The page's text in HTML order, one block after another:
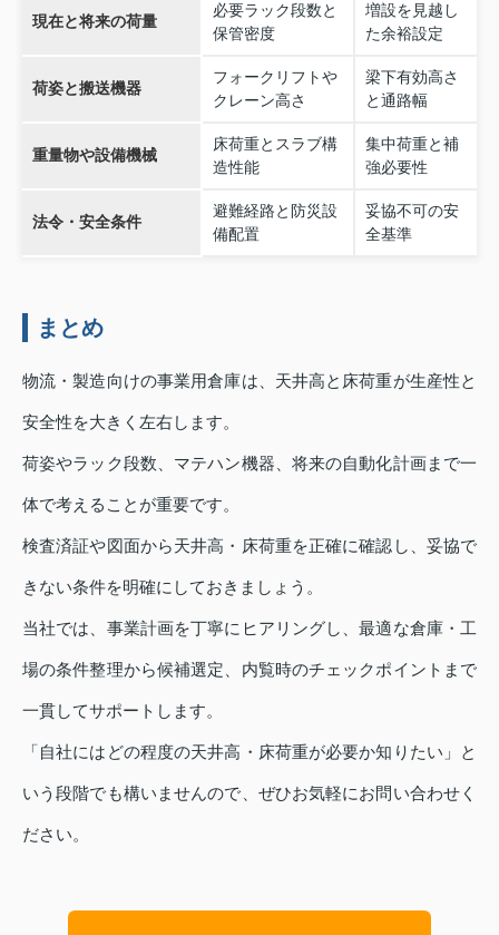
現在と将来の荷量
必要ラック段数と
保管密度
増設を見越し
た余裕設定
荷姿と搬送機器
フォークリフトや
クレーン高さ
梁下有効高さ
と通路幅
重量物や設備機械
床荷重とスラブ構
造性能
集中荷重と補
強必要性
法令・安全条件
避難経路と防災設
備配置
妥協不可の安
全基準
まとめ
物流・製造向けの事業用倉庫は、天井高と床荷重が生産性と
安全性を大きく左右します。
荷姿やラック段数、マテハン機器、将来の自動化計画まで一
体で考えることが重要です。
検査済証や図面から天井高・床荷重を正確に確認し、妥協で
きない条件を明確にしておきましょう。
当社では、事業計画を丁寧にヒアリングし、最適な倉庫・工
場の条件整理から候補選定、内覧時のチェックポイントまで
一貫してサポートします。
「自社にはどの程度の天井高・床荷重が必要か知りたい」と
いう段階でも構いませんので、ぜひお気軽にお問い合わせく
ださい。